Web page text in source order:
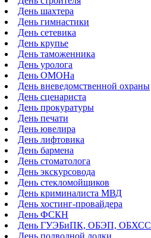
День шахтера
День гимнастики
День сетевика
День крупье
День таможенника
День уролога
День ОМОНа
День вневедомственной охраны
День сценариста
День прокуратуры
День печати
День ювелира
День лифтовика
День бармена
День стоматолога
День экскурсовода
День стекломойщиков
День криминалиста МВД
День хостинг-провайдера
День ФСКН
День ГУЭБиПК, ОБЭП, ОБХСС
День подводной лодки